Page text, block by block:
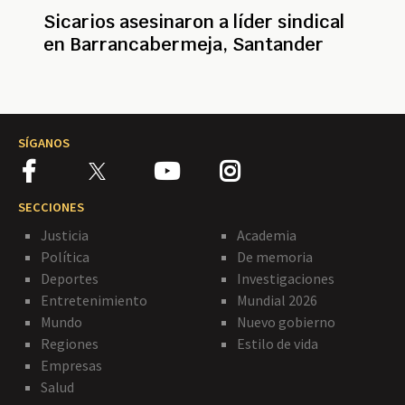
Sicarios asesinaron a líder sindical
en Barrancabermeja, Santander
SÍGANOS
SECCIONES
Justicia
Política
Deportes
Entretenimiento
Mundo
Regiones
Empresas
Salud
Academia
De memoria
Investigaciones
Mundial 2026
Nuevo gobierno
Estilo de vida